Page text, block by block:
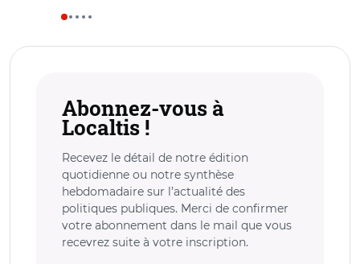
Abonnez-vous à
Localtis !
Recevez le détail de notre édition
quotidienne ou notre synthèse
hebdomadaire sur l’actualité des
politiques publiques. Merci de confirmer
votre abonnement dans le mail que vous
recevrez suite à votre inscription.